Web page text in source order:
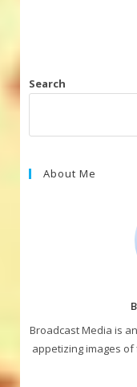
Search
About Me
Broadcast Media is
appetizing images